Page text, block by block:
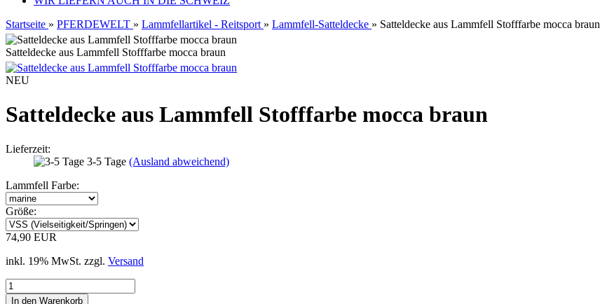
Startseite » PFERDEWELT » Lammfellartikel - Reitsport » Lammfell-Satteldecke » Satteldecke aus Lammfell Stofffarbe mocca braun
Satteldecke aus Lammfell Stofffarbe mocca braun
NEU
Satteldecke aus Lammfell Stofffarbe mocca braun
Lieferzeit:
3-5 Tage (Ausland abweichend)
Lammfell Farbe:
Größe:
74,90 EUR
inkl. 19% MwSt. zzgl. Versand